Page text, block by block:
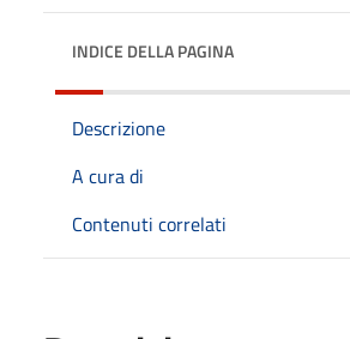
INDICE DELLA PAGINA
Descrizione
A cura di
Contenuti correlati